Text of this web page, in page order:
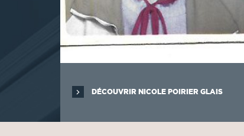
DÉCOUVRIR NICOLE POIRIER GLAIS